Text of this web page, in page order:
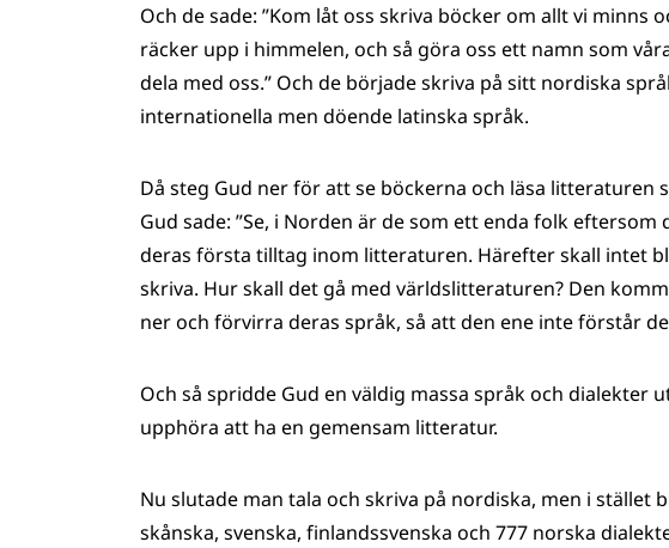
Och de sade: ”Kom låt oss skriva böcker om allt vi minns
räcker upp i himmelen, och så göra oss ett namn som
dela med oss.” Och de började skriva på sitt nordiska
internationella men döende latinska språk.
Då steg Gud ner för att se böckerna och läsa litteraturen
Gud sade: ”Se, i Norden är de som ett enda folk
deras första tilltag inom litteraturen. Härefter skall intet
skriva. Hur skall det gå med världslitteraturen? Den
ner och förvirra deras språk, så att den ene inte förstår
Och så spridde Gud en väldig massa språk och dialekter
upphöra att ha en gemensam litteratur.
Nu slutade man tala och skriva på nordiska, men i stället
skånska, svenska, finlandssvenska och 777 norska